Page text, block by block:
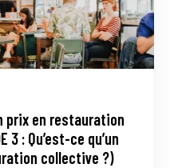
prix en restauration
3 : Qu’est-ce qu’un
collective ?)